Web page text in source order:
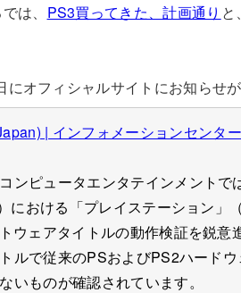
は、 PS3買ってきた、計画通り
オフィシャルサイトにお知らせが
| インフォメーションセンタ
ンピュータエンタテインメント
おける「プレイステーション」
ウェアタイトルの動作検証を鋭
ルで従来のPSおよびPS2ハード
いものが確認されています。